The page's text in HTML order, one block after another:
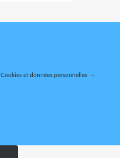
Cookies et données personnelles